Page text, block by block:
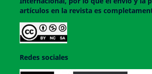
artículos en la revista es
Redes sociales